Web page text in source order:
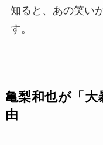
知ると、あの笑い
す。
亀梨和也が「大
由